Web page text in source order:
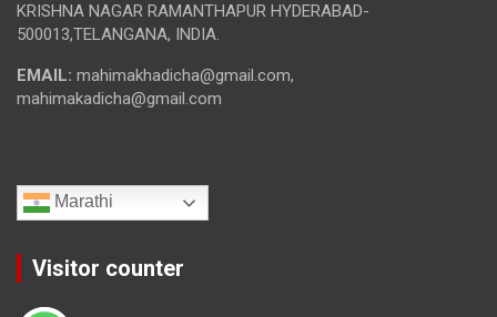
KRISHNA NAGAR RAMANTHAPUR HYDERABAD-
500013,TELANGANA, INDIA.
EMAIL: mahimakhadicha@gmail.com,
mahimakadicha@gmail.com
Marathi
Visitor counter